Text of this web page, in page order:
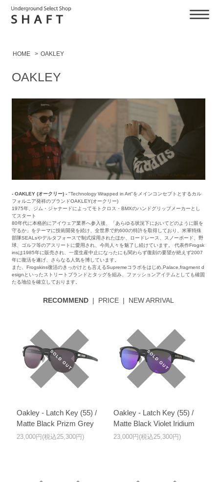
HOME > OAKLEY
OAKLEY
- OAKLEY (オークリー) - "Technology Wrapped in Art"をメインコンセプトとするカル
フォルニア発祥のブランドOAKLEY(オークリー)
1975年、ジム・ジャナードによってモトクロス・BMXのハンドグリップメーカーとし
てスタート
80年代に本格的にアイウェア業界へ参入後、「あらゆる状況下においてどのように眼を
守るか」をテーマに技術開発を続け、全世界で約600の特許を取得しており、米軍特殊
部隊SEALsやデルタフォースで制式採用されたほか、ロードレース、スノーボード、野
球、ゴルフ等のアスリートに愛用され、今尚人々を魅了し続けています。 代表作Frogsk
insは1985年に販売され、一度生産中止になったにも関わらず復刻の要望が絶えず2007
年に復活を遂げ、さらなる人気を博しています。
また、Frogskins復活のきっかけとも言えるSupremeコラボをはじめ,Palace,fragment d
esignといったストリートブランドとタッグを組み、ファッションアイテムとしても確固
たる地位を確立しております。
RECOMMEND| PRICE| NEW ARRIVAL
Oakley - Latch Key (55) /
Matte Black Prizm Grey
23,000円(税込25,300円)
Oakley - Latch Key (55) /
Matte Black Violet Iridium
23,000円(税込25,300円)